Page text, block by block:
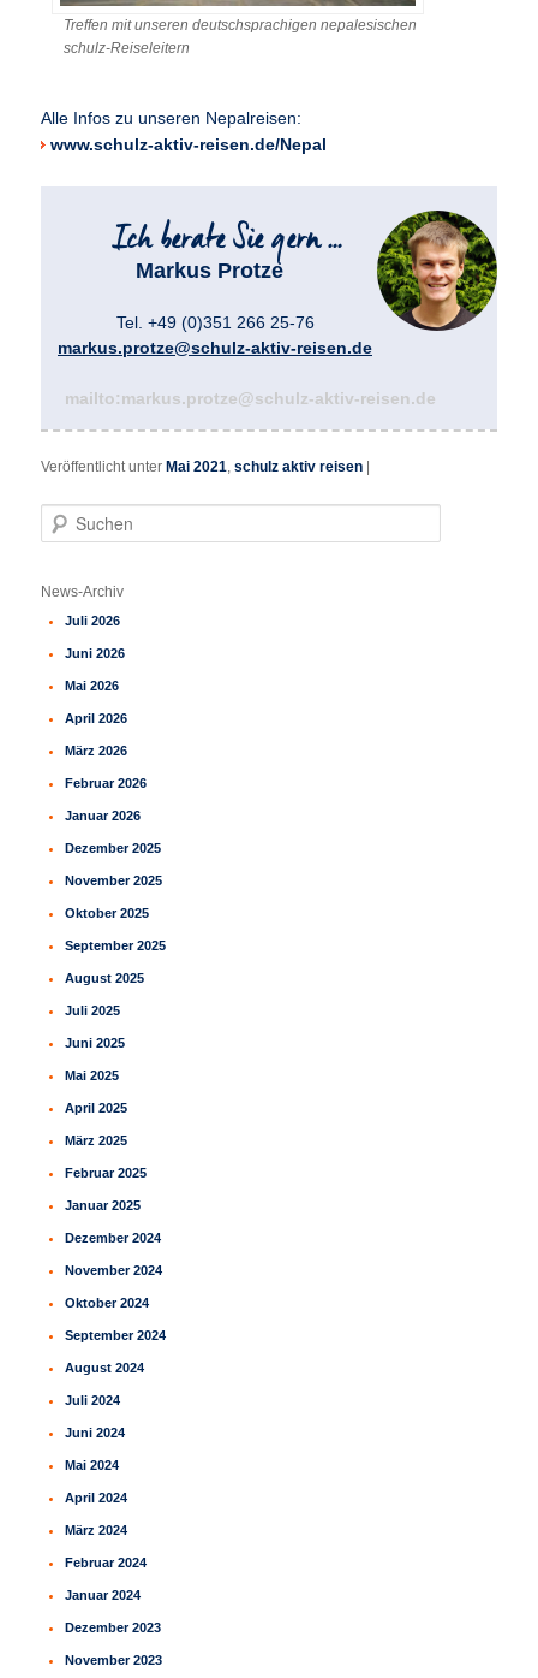
Treffen mit unseren deutschsprachigen nepalesischen
schulz-Reiseleitern
Alle Infos zu unseren Nepalreisen:
www.schulz-aktiv-reisen.de/Nepal
Markus Protze
Tel. +49 (0)351 266 25-76
markus.protze@schulz-aktiv-reisen.de
mailto:markus.protze@schulz-aktiv-reisen.de
Veröffentlicht unter Mai 2021 ,schulz aktiv reisen |
h
n
News-Archiv
Juli 2026
Juni 2026
Mai 2026
April 2026
März 2026
Februar 2026
Januar 2026
Dezember 2025
November 2025
Oktober 2025
September 2025
August 2025
Juli 2025
Juni 2025
Mai 2025
April 2025
März 2025
Februar 2025
Januar 2025
Dezember 2024
November 2024
Oktober 2024
September 2024
August 2024
Juli 2024
Juni 2024
Mai 2024
April 2024
März 2024
Februar 2024
Januar 2024
Dezember 2023
November 2023